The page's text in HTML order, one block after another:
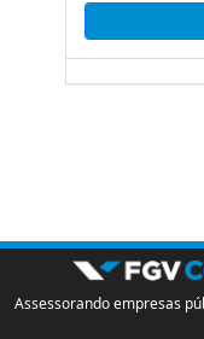
Assessorando empresas